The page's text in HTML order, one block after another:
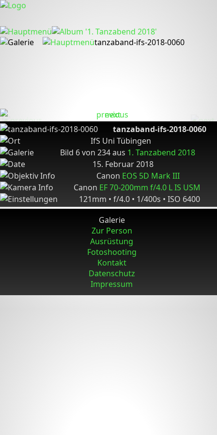
tanzaband-ifs-2018-0060
tanzaband-ifs-2018-0060
IfS Uni Tübingen
Bild 6 von 234 aus 1. Tanzabend 2018
15. Februar 2018
Canon EOS 5D Mark III
Canon EF 70-200mm f/4.0 L IS USM
121mm • f/4.0 • 1/400s • ISO 6400
Galerie
Zur Person
Ausrüstung
Fotoshooting
Kontakt
Datenschutz
Impressum